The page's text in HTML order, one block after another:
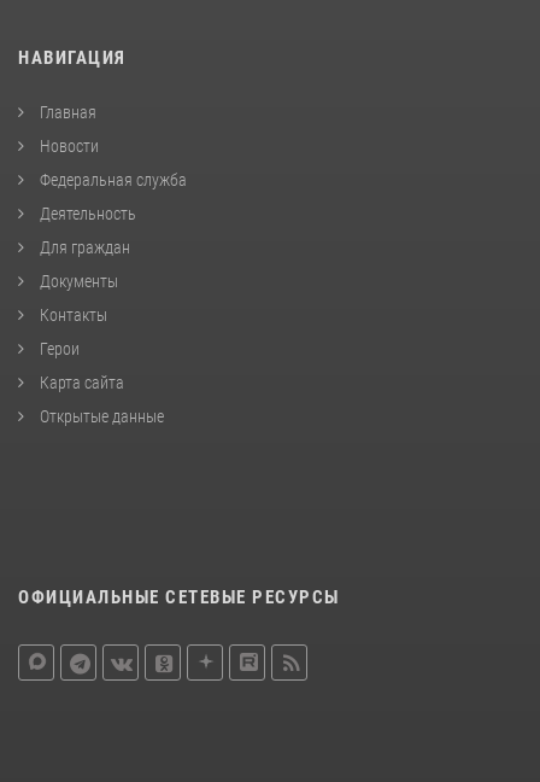
НАВИГАЦИЯ
Главная
Новости
Федеральная служба
Деятельность
Для граждан
Документы
Контакты
Герои
Карта сайта
Открытые данные
ОФИЦИАЛЬНЫЕ СЕТЕВЫЕ РЕСУРСЫ